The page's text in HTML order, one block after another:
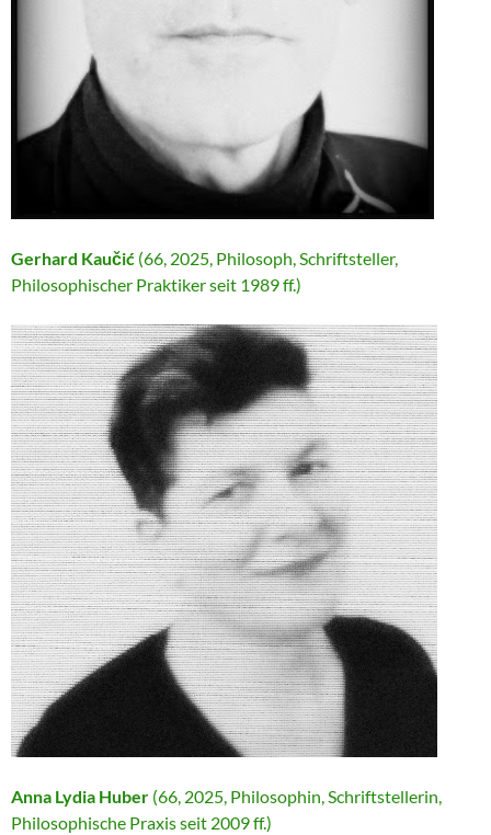
Gerhard Kaučić (66, 2025, Philosoph, Schriftsteller,
Philosophischer Praktiker seit 1989 ff.)
Anna Lydia Huber (66, 2025, Philosophin, Schriftstellerin,
Philosophische Praxis seit 2009 ff.)